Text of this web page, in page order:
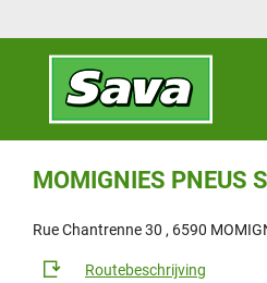
MOMIGNIES PNEUS
Rue Chantrenne 30 , 6590
Routebeschrijving